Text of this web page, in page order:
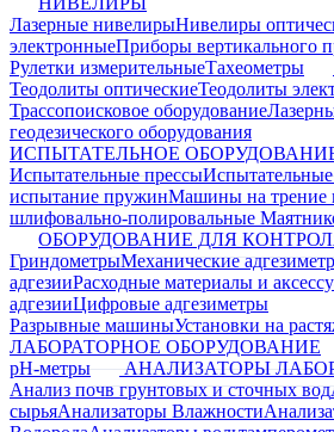
Лазерные нивелирыНивелиры
электронныеПриборы вертикального
Рулетки измерительныеТахеометры
Теодолиты оптическиеТеодолиты
Трассопоисковое оборудование
геодезического оборудования
ИСПЫТАТЕЛЬНОЕ
Испытательные прессы
испытание пружинМашины на трение
шлифовально-полировальные
ОБОРУДОВАНИЕ ДЛЯ
ГриндометрыМеханические
адгезииРасходные материалы и
адгезииЦифровые адгезиметры
Разрывные машиныУстановки на
ЛАБОРАТОРНОЕ ОБОРУДОВАНИЕ
pH-метры
АНАЛИЗАТОРЫ
Анализ почв грунтовых и сточных вод
сырьяАнализаторы Влажности